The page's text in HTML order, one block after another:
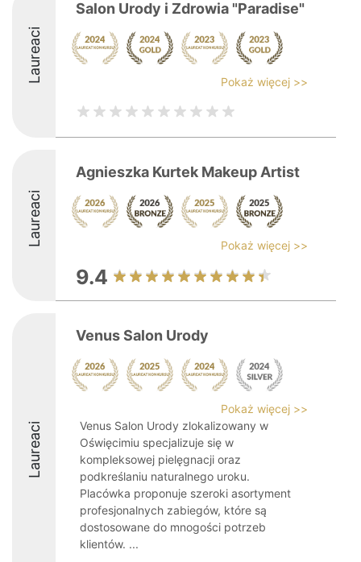
Laureaci
Salon Urody i Zdrowia "Paradise"
Pokaż więcej >>
Laureaci
Agnieszka Kurtek Makeup Artist
Pokaż więcej >>
9.4
Laureaci
Venus Salon Urody
Pokaż więcej >>
Venus Salon Urody zlokalizowany w
Oświęcimiu specjalizuje się w
kompleksowej pielęgnacji oraz
podkreślaniu naturalnego uroku.
Placówka proponuje szeroki asortyment
profesjonalnych zabiegów, które są
dostosowane do mnogości potrzeb
klientów. ...